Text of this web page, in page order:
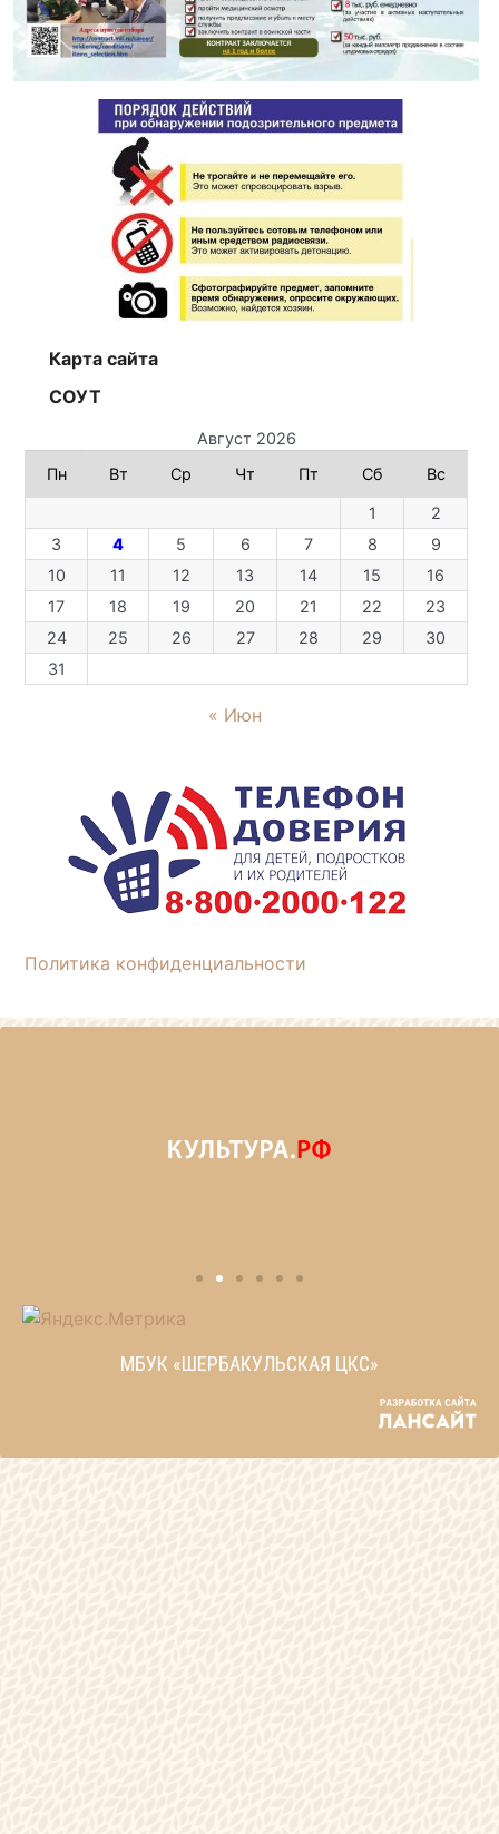
Карта сайта
СОУТ
Август 2026
Пн
Вт Ср Чт Пт Сб Вс
1
2
3
4 5 6 7 8
9
10
11 12 13 14 15
16
17
18 19 20 21 22
23
24
25 26 27 28 29
30
31
« Июн
Политика конфиденциальности
МБУК «ШЕРБАКУЛЬСКАЯ ЦКС»